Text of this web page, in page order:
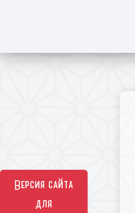
Версия сайта
для